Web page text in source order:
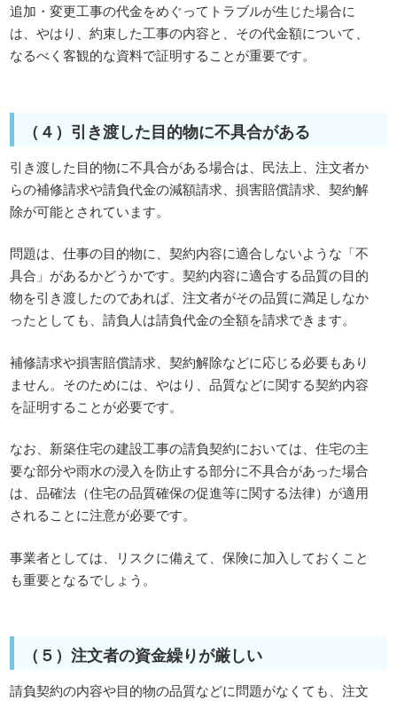
追加・変更工事の代金をめぐってトラブルが生じた場合に
は、やはり、約束した工事の内容と、その代金額について、
なるべく客観的な資料で証明することが重要です。
（４）引き渡した目的物に不具合がある
引き渡した目的物に不具合がある場合は、民法上、注文者か
らの補修請求や請負代金の減額請求、損害賠償請求、契約解
除が可能とされています。
問題は、仕事の目的物に、契約内容に適合しないような「不
具合」があるかどうかです。契約内容に適合する品質の目的
物を引き渡したのであれば、注文者がその品質に満足しなか
ったとしても、請負人は請負代金の全額を請求できます。
補修請求や損害賠償請求、契約解除などに応じる必要もあり
ません。そのためには、やはり、品質などに関する契約内容
を証明することが必要です。
なお、新築住宅の建設工事の請負契約においては、住宅の主
要な部分や雨水の浸入を防止する部分に不具合があった場合
は、品確法（住宅の品質確保の促進等に関する法律）が適用
されることに注意が必要です。
事業者としては、リスクに備えて、保険に加入しておくこと
も重要となるでしょう。
（５）注文者の資金繰りが厳しい
請負契約の内容や目的物の品質などに問題がなくても、注文